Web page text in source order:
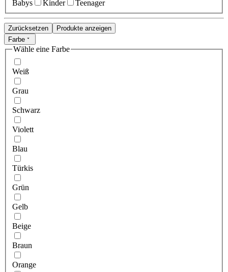
Babys Kinder Teenager
Zurücksetzen
Produkte anzeigen
Farbe
Wähle eine Farbe
Weiß
Grau
Schwarz
Violett
Blau
Türkis
Grün
Gelb
Beige
Braun
Orange